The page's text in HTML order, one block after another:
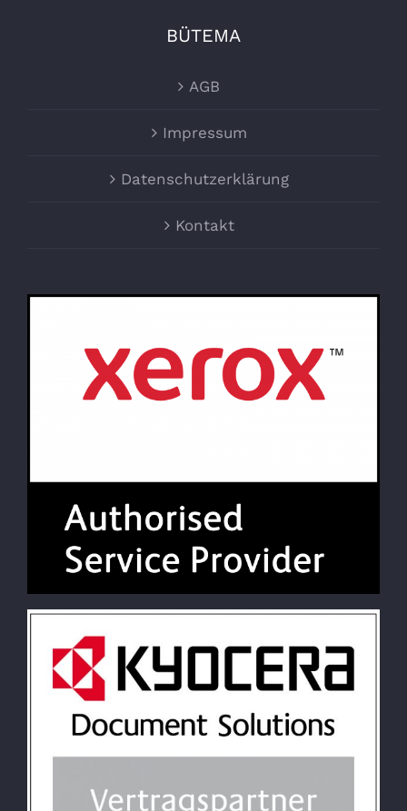
BÜTEMA
AGB
Impressum
Datenschutzerklärung
Kontakt